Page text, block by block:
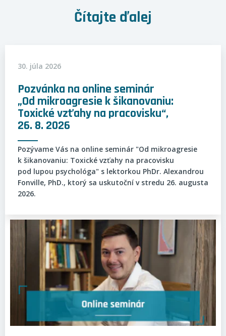
Čítajte ďalej
Pozvánka na online seminár
„Od mikroagresie k šikanovaniu:
Toxické vzťahy na pracovisku“,
26. 8. 2026
Pozývame Vás na online seminár "Od mikroagresie
k šikanovaniu: Toxické vzťahy na pracovisku
pod lupou psychológa" s lektorkou PhDr. Alexandrou
Fonville, PhD., ktorý sa uskutoční v stredu 26. augusta
2026.
30. júla 2026